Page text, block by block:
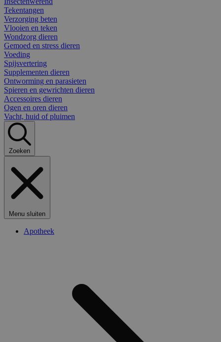
Tekentangen
Verzorging beten
Vlooien en teken
Wondzorg dieren
Gemoed en stress dieren
Voeding
Spijsvertering
Supplementen dieren
Ontworming en parasieten
Spieren en gewrichten dieren
Accessoires dieren
Ogen en oren dieren
Vacht, huid of pluimen
Zoeken
Menu sluiten
Apotheek